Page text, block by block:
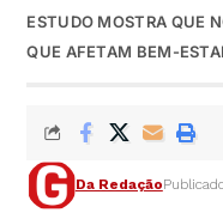
ESTUDO MOSTRA QUE
QUE AFETAM BEM-
Da Redação